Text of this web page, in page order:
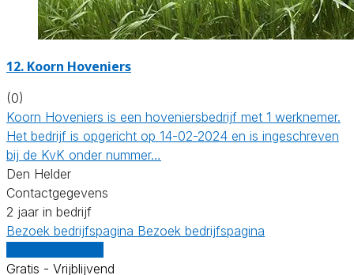
12. Koorn Hoveniers
(0)
Koorn Hoveniers is een hoveniersbedrijf met 1 werknemer.
Het bedrijf is opgericht op 14-02-2024 en is ingeschreven
bij de KvK onder nummer…
Den Helder
Contactgegevens
2 jaar in bedrijf
Bezoek bedrijfspagina Bezoek bedrijfspagina
Gratis - Vrijblijvend